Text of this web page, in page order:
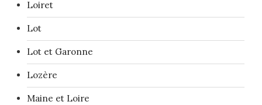
Loiret
Lot
Lot et Garonne
Lozère
Maine et Loire